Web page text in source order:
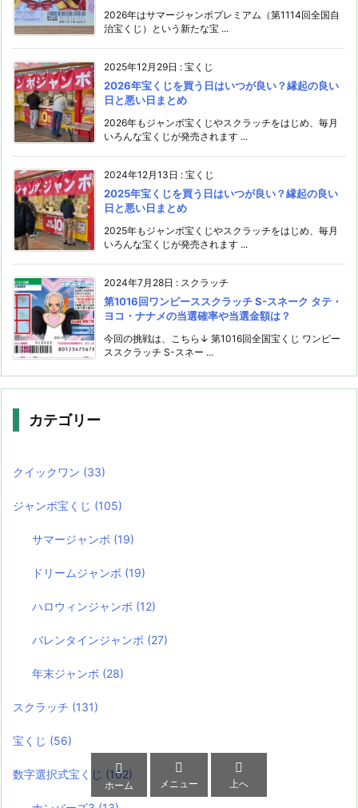
2026年はサマージャンボプレミアム（第1114回全国自
治宝くじ）という新たな宝 ...
2025年12月29日 : 宝くじ
2026年宝くじを買う日はいつが良い？縁起の良い
日と悪い日まとめ
2026年もジャンボ宝くじやスクラッチをはじめ、毎月
いろんな宝くじが発売されます ...
2024年12月13日 : 宝くじ
2025年宝くじを買う日はいつが良い？縁起の良い
日と悪い日まとめ
2025年もジャンボ宝くじやスクラッチをはじめ、毎月
いろんな宝くじが発売されます ...
2024年7月28日 : スクラッチ
第1016回ワンピーススクラッチ S-スネーク タテ・
ヨコ・ナナメの当選確率や当選金額は？
今回の挑戦は、こちら↓ 第1016回全国宝くじ ワンピー
ススクラッチ S-スネー ...
カテゴリー
クイックワン (33)
ジャンボ宝くじ (105)
サマージャンボ (19)
ドリームジャンボ (19)
ハロウィンジャンボ (12)
バレンタインジャンボ (27)
年末ジャンボ (28)
スクラッチ (131)
宝くじ (56)
数字選択式宝くじ (102)

ホーム

メニュー

上へ